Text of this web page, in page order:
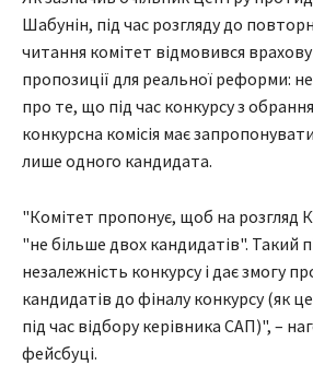
Шабунін, під час розгляду до
читання комітет відмовився
пропозиції для реальної реформи:
про те, що під час конкурсу з
конкурсна комісія має
лише одного кандидата.
"Комітет пропонує, щоб на розгляд
"не більше двох кандидатів". Такий
незалежність конкурсу і дає змогу
кандидатів до фіналу конкурсу (як
під час відбору керівника САП)", –
фейсбуці.